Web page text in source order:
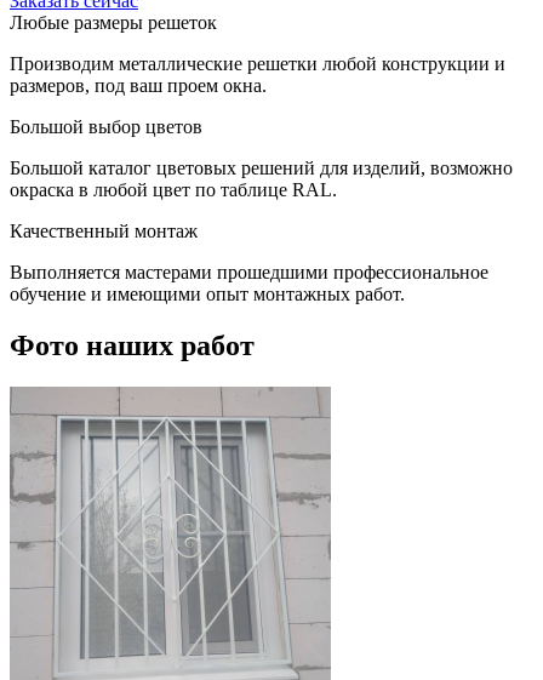
Любые размеры решеток
Производим металлические решетки любой конструкции и
размеров, под ваш проем окна.
Большой выбор цветов
Большой каталог цветовых решений для изделий, возможно
окраска в любой цвет по таблице RAL.
Качественный монтаж
Выполняется мастерами прошедшими профессиональное
обучение и имеющими опыт монтажных работ.
Фото наших работ